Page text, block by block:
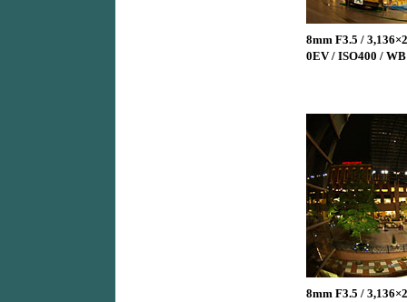
8mm F3.5 /
0EV / ISO400 /
8mm F3.5 /